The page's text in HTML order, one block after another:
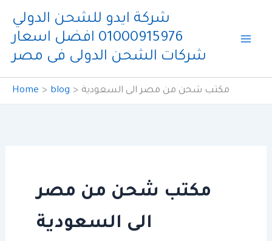
content
شركة ايدو للشحن الدولي
01000915976 افضل اسعار
شركات الشحن الدولى فى مصر
Home blog مكتب شحن من مصر الى السعودية
مكتب شحن من مصر
الى السعودية